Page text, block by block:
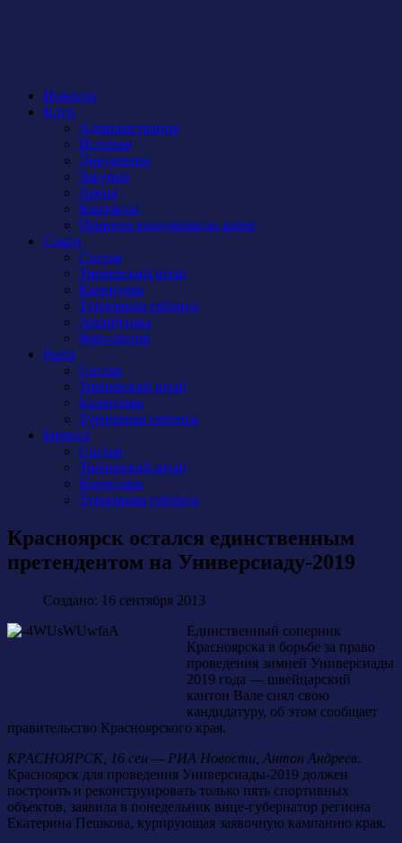
Новости
Клуб
Администрация
История
Документы
Закупки
Арена
Контакты
Правила поведения на арене
Сокол
Состав
Тренерский штаб
Календарь
Турнирная таблица
Атрибутика
Фан-сектор
Рыси
Состав
Тренерский штаб
Календарь
Турнирная таблица
Бирюса
Состав
Тренерский штаб
Календарь
Турнирная таблица
Красноярск остался единственным
претендентом на Универсиаду-2019
Создано: 16 сентября 2013
Единственный соперник
Красноярска в борьбе за право
проведения зимней Универсиады
2019 года — швейцарский
кантон Вале снял свою
кандидатуру, об этом сообщает
правительство Красноярского края.
КРАСНОЯРСК, 16 сен — РИА Новости, Антон Андреев.
Красноярск для проведения Универсиады-2019 должен
построить и реконструировать только пять спортивных
объектов, заявила в понедельник вице-губернатор региона
Екатерина Пешкова, курирующая заявочную кампанию края.